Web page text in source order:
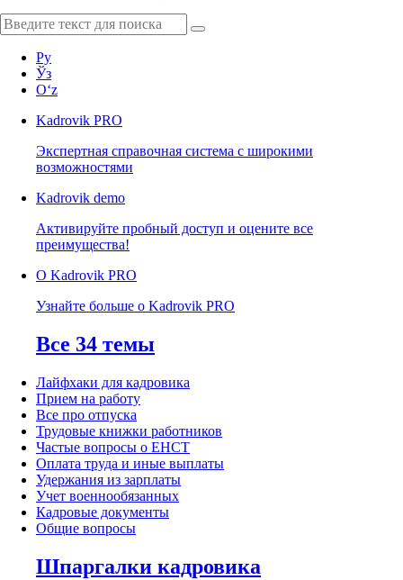
Ру
Ўз
Oʻz
Kadrovik PRO
Экспертная справочная система с широкими
возможностями
Kadrovik demo
Активируйте пробный доступ и оцените все
преимущества!
О Kadrovik PRO
Узнайте больше о Kadrovik PRO
Все 34 темы
Лайфхаки для кадровика
Прием на работу
Все про отпуска
Трудовые книжки работников
Частые вопросы о ЕНСТ
Оплата труда и иные выплаты
Удержания из зарплаты
Учет военнообязанных
Кадровые документы
Общие вопросы
Шпаргалки кадровика